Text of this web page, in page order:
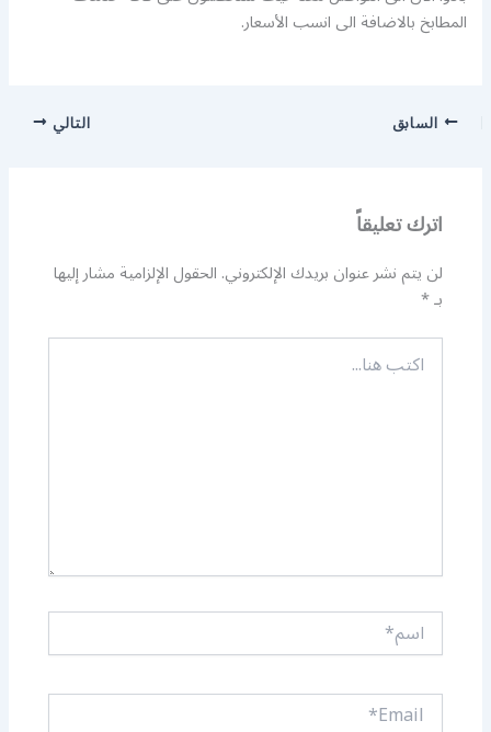
المطابخ بالاضافة الى انسب الأسعار.
السابق التالي
اترك تعليقاً
لن يتم نشر عنوان بريدك الإلكتروني.الحقول الإلزامية مشار إليها
بـ*
اكتب
هنا...
اسم*
Email*